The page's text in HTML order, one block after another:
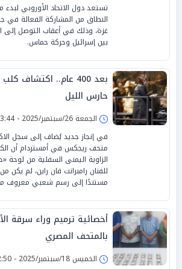
تستعد دول الاتحاد الأوروبي
النطاق من المشاركة الفعالة في
غزة، وذلك في أعقاب التوصل إلى
بين إسرائيل وحركة حماس.
بعد 400 عام.. اكتشاف
حارس الليل
الجمعة 26/سبتمبر/2025 - 03:44 م
في إنجاز جديد يُضاف إلى سجل
متحف ريجكس في أمستردام أن
الزاوية اليمنى السفلية من لوحة
للفنان رامبرانت فان راين، لم
مستندًا إلى رسم شعبي معروف من
أخصائية ترميم وراء سرقة
بالمتحف المصري
الخميس 18/سبتمبر/2025 - 02:50 م